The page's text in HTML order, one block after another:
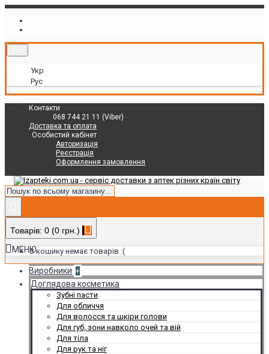
Укр
Рус
Контакти
068 744 21 11 (Viber)
Доставка та оплата
Особистий кабінет
Авторизація
Реєстрація
Оформлення замовлення
Товарів: 0 (0 грн.)
В кошику немає товарів :(
МЕНЮ
Виробники +
Доглядова косметика
Зубні пасти
Для обличчя
Для волосся та шкіри голови
Для губ, зони навколо очей та вій
Для тіла
Для рук та ніг